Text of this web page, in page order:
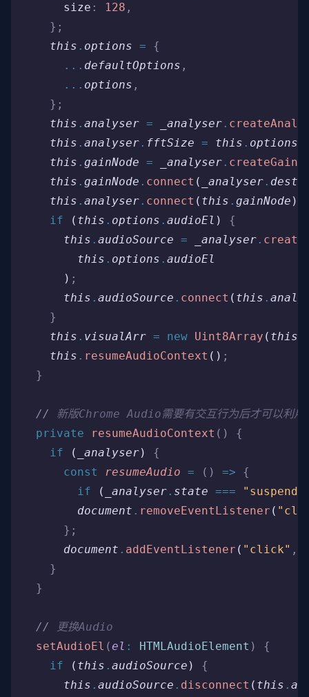
      size
: 128 ,
    };
    this
. options = {
      ...
defaultOptions ,
      ...
options ,
    };
    this
. analyser = _analyser .
    this
. analyser . fftSize = this . options
    this
. gainNode = _analyser . createGain
    this
. gainNode . connect ( _analyser .
    this
. analyser . connect ( this . gainNode )
    if
( this . options . audioEl ) {
      this
. audioSource = _analyser .
        this
. options . audioEl
      )
;
      this
. audioSource . connect ( this .
    }
    this
. visualArr = new Uint8Array ( this
    this
. resumeAudioContext () ;
  }
  //
新版Chrome Audio需要有交互行为后才可以利用
  private
resumeAudioContext ()
{
    if
( _analyser) {
      const
resumeAudio = () => {
        if
( _analyser . state ===
        document
. removeEventListener (
      };
      document
. addEventListener ( "click" ,
    }
  }
  //
更换Audio
  setAudioEl
(el : HTMLAudioElement )
{
    if
( this . audioSource ) {
      this
. audioSource . disconnect ( this .